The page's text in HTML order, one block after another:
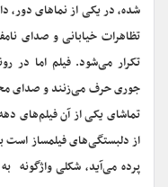
شده، در یکی از نماهای دور،
تظاهرات خیابانی و صدای
تکرار می‌شود. فیلم اما در
جوری حرف می‌زنند و صدای
تماشای یکی از آن فیلم‌های
از دلبستگی‌های فیلمساز است
پرده می‌آید، شکلی واژگونه